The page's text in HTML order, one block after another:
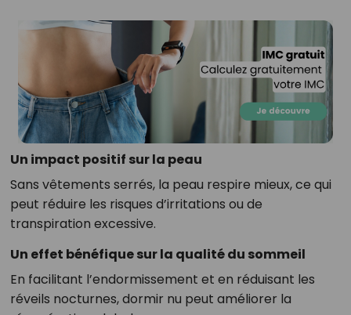
Un impact positif sur la peau
Sans vêtements serrés, la peau respire mieux, ce qui
peut réduire les risques d’irritations ou de
transpiration excessive.
Un effet bénéfique sur la qualité du sommeil
En facilitant l’endormissement et en réduisant les
réveils nocturnes, dormir nu peut améliorer la